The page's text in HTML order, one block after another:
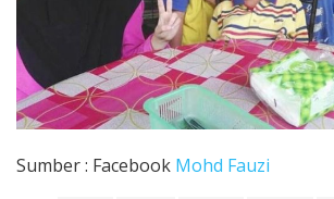
Sumber : Facebook Mohd Fauzi